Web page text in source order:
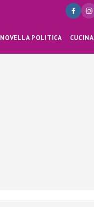
NOVELLA POLITICA CUCINA